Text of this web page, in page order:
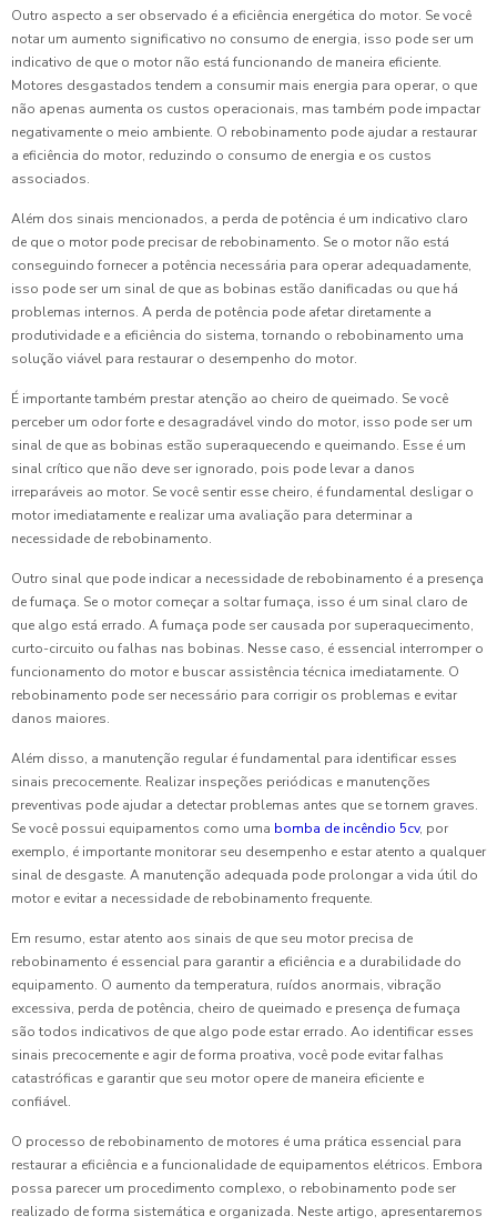
Outro aspecto a ser observado é a eficiência energética do motor. Se você
notar um aumento significativo no consumo de energia, isso pode ser um
indicativo de que o motor não está funcionando de maneira eficiente.
Motores desgastados tendem a consumir mais energia para operar, o que
não apenas aumenta os custos operacionais, mas também pode impactar
negativamente o meio ambiente. O rebobinamento pode ajudar a restaurar
a eficiência do motor, reduzindo o consumo de energia e os custos
associados.
Além dos sinais mencionados, a perda de potência é um indicativo claro
de que o motor pode precisar de rebobinamento. Se o motor não está
conseguindo fornecer a potência necessária para operar adequadamente,
isso pode ser um sinal de que as bobinas estão danificadas ou que há
problemas internos. A perda de potência pode afetar diretamente a
produtividade e a eficiência do sistema, tornando o rebobinamento uma
solução viável para restaurar o desempenho do motor.
É importante também prestar atenção ao cheiro de queimado. Se você
perceber um odor forte e desagradável vindo do motor, isso pode ser um
sinal de que as bobinas estão superaquecendo e queimando. Esse é um
sinal crítico que não deve ser ignorado, pois pode levar a danos
irreparáveis ao motor. Se você sentir esse cheiro, é fundamental desligar o
motor imediatamente e realizar uma avaliação para determinar a
necessidade de rebobinamento.
Outro sinal que pode indicar a necessidade de rebobinamento é a presença
de fumaça. Se o motor começar a soltar fumaça, isso é um sinal claro de
que algo está errado. A fumaça pode ser causada por superaquecimento,
curto-circuito ou falhas nas bobinas. Nesse caso, é essencial interromper o
funcionamento do motor e buscar assistência técnica imediatamente. O
rebobinamento pode ser necessário para corrigir os problemas e evitar
danos maiores.
Além disso, a manutenção regular é fundamental para identificar esses
sinais precocemente. Realizar inspeções periódicas e manutenções
preventivas pode ajudar a detectar problemas antes que se tornem graves.
Se você possui equipamentos como uma bomba de incêndio 5cv, por
exemplo, é importante monitorar seu desempenho e estar atento a qualquer
sinal de desgaste. A manutenção adequada pode prolongar a vida útil do
motor e evitar a necessidade de rebobinamento frequente.
Em resumo, estar atento aos sinais de que seu motor precisa de
rebobinamento é essencial para garantir a eficiência e a durabilidade do
equipamento. O aumento da temperatura, ruídos anormais, vibração
excessiva, perda de potência, cheiro de queimado e presença de fumaça
são todos indicativos de que algo pode estar errado. Ao identificar esses
sinais precocemente e agir de forma proativa, você pode evitar falhas
catastróficas e garantir que seu motor opere de maneira eficiente e
confiável.
O processo de rebobinamento de motores é uma prática essencial para
restaurar a eficiência e a funcionalidade de equipamentos elétricos. Embora
possa parecer um procedimento complexo, o rebobinamento pode ser
realizado de forma sistemática e organizada. Neste artigo, apresentaremos